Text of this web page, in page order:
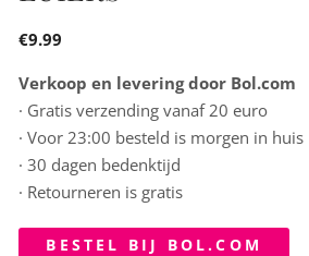
€9.99
Verkoop en levering door Bol.com
· Gratis verzending vanaf 20 euro
· Voor 23:00 besteld is morgen in huis
· 30 dagen bedenktijd
· Retourneren is gratis
BESTEL BIJ BOL.COM